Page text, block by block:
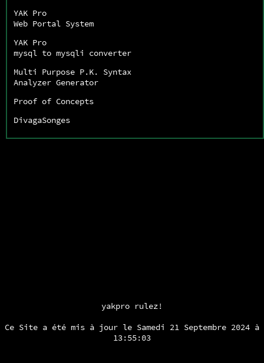
YAK Pro
Web Portal System
YAK Pro
mysql to mysqli converter
Multi Purpose P.K. Syntax
Analyzer Generator
Proof of Concepts
DivagaSonges
yakpro rulez!
Ce Site a été mis à jour le Samedi 21 Septembre 2024 à
13:55:03